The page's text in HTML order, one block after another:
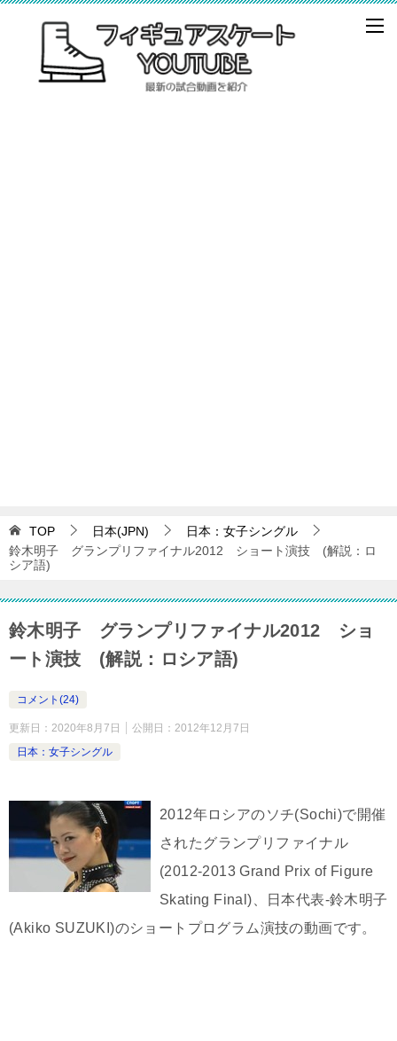
TOP 日本(JPN)
日本：女子シングル
鈴木明子 グランプリファイナル2012 ショート演技 (解説：ロ
シア語)
鈴木明子 グランプリファイナル2012 ショ
ート演技 (解説：ロシア語)
コメント(24)
更新日： 2020年8月7日 公開日： 2012年12月7日
日本：女子シングル
2012年ロシアのソチ(Sochi)で開催
されたグランプリファイナル
(2012-2013 Grand Prix of Figure
Skating Final)、日本代表-鈴木明子
(Akiko SUZUKI)のショートプログラム演技の動画です。